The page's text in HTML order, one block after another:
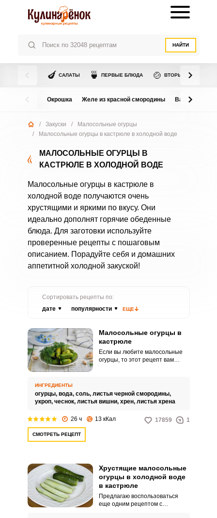
НАЙТИ
🍆 САЛАТЫ 🍵 ПЕРВЫЕ БЛЮДА 🍲 ВТОРЫЕ БЛЮДА
Окрошка Желе из красной смородины Варенье из
/ Закуски /
Малосольные огурцы
/
Малосольные огурцы в кастрюле в холодной воде
МАЛОСОЛЬНЫЕ ОГУРЦЫ В
КАСТРЮЛЕ В ХОЛОДНОЙ ВОДЕ
Малосольные огурцы в кастрюле в
холодной воде получаются очень
хрустящими и яркими по вкусу. Они
идеально дополнят горячие обеденные
блюда. Для заготовки используйте
проверенные рецепты с пошаговым
описанием. Порадуйте себя и домашних
аппетитной холодной закуской!
Сортировать рецепты по:
дате
популярности ЕЩЕ
Малосольные огурцы в
кастрюле
Если вы любите малосольные
огурцы, то этот рецепт вам
ИНГРЕДИЕНТЫ
огурцы, вода, соль, листья черной смородины,
укроп, чеснок, листья вишни, хрен, листья хрена
26 ч 13 кКал 17859 1
СМОТРЕТЬ РЕЦЕПТ
Хрустящие малосольные
огурцы в холодной воде
в кастрюле
Предлагаю воспользоваться
еще одним рецептом с